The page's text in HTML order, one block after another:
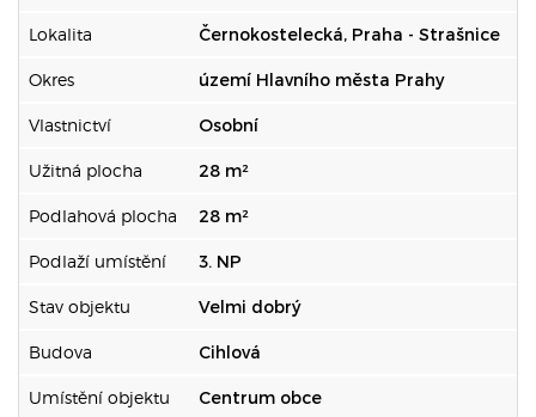
Lokalita Černokostelecká, Praha - Strašnice
Okres území Hlavního města Prahy
Vlastnictví Osobní
Užitná plocha 28 m²
Podlahová plocha 28 m²
Podlaží umístění 3. NP
Stav objektu Velmi dobrý
Budova Cihlová
Umístění objektu Centrum obce